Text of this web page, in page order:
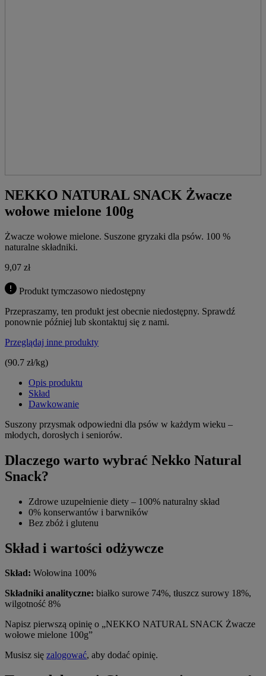
NEKKO NATURAL SNACK Żwacze
wołowe mielone 100g
Żwacze wołowe mielone. Suszone gryzaki dla psów. 100 %
naturalne składniki.
9,07 zł
Produkt tymczasowo niedostępny
Przepraszamy, ten produkt jest obecnie niedostępny. Sprawdź
ponownie później lub skontaktuj się z nami.
Przeglądaj inne produkty
(90.7 zł/kg)
Opis produktu
Skład
Dawkowanie
Suszony przysmak odpowiedni dla psów w każdym wieku –
młodych, dorosłych i seniorów.
Dlaczego warto wybrać Nekko Natural
Snack?
Zdrowe uzupełnienie diety – 100% naturalny skład
0% konserwantów i barwników
Bez zbóż i glutenu
Skład i wartości odżywcze
Skład: Wołowina 100%
Składniki analityczne: białko surowe 74%, tłuszcz surowy 18%,
wilgotność 8%
Napisz pierwszą opinię o „NEKKO NATURAL SNACK Żwacze
wołowe mielone 100g”
Musisz się zalogować, aby dodać opinię.